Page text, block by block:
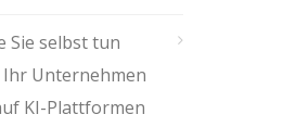
Sie selbst tun
Unternehmen
KI-Plattformen